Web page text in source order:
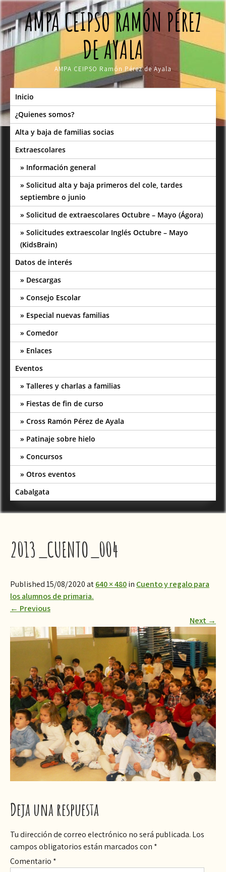
Skip
to
contentAMPA CEIPSO RAMÓN PÉREZ
DE AYALA
AMPA CEIPSO Ramón Pérez de Ayala
Inicio
¿Quienes somos?
Alta y baja de familias socias
Extraescolares
Información general
Solicitud alta y baja primeros del cole, tardes
septiembre o junio
Solicitud de extraescolares Octubre – Mayo (Ágora)
Solicitudes extraescolar Inglés Octubre – Mayo
(KidsBrain)
Datos de interés
Descargas
Consejo Escolar
Especial nuevas familias
Comedor
Enlaces
Eventos
Talleres y charlas a familias
Fiestas de fin de curso
Cross Ramón Pérez de Ayala
Patinaje sobre hielo
Concursos
Otros eventos
Cabalgata
2013_CUENTO_004
Published 15/08/2020 at640 × 480in Cuento y regalo para
los alumnos de primaria.
← Previous
Next →
Deja una respuesta
Tu dirección de correo electrónico no será publicada. Los
campos obligatorios están marcados con *
Comentario *